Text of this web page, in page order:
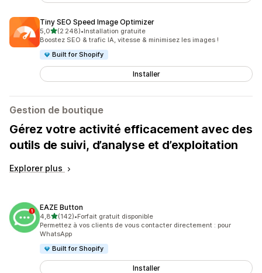
Tiny SEO Speed Image Optimizer
5,0étoile(s) sur 5
(2 248)
2248 avis au total
•Installation gratuite
Boostez SEO & trafic IA, vitesse & minimisez les images !
Built for Shopify
Installer
Gestion de boutique
Gérez votre activité efficacement avec des
outils de suivi, d’analyse et d’exploitation
Explorer plus
EAZE Button
4,8étoile(s) sur 5
(142)
142 avis au total
•Forfait gratuit disponible
Permettez à vos clients de vous contacter directement : pour
WhatsApp
Built for Shopify
Installer